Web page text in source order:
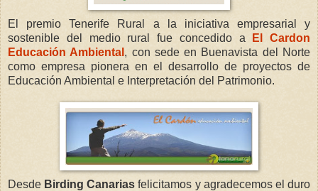
El premio Tenerife Rural a la iniciativa empresarial y
sostenible del medio rural fue concedido a
El Cardon
Educación Ambiental , con sede en Buenavista del Norte
como empresa pionera en el desarrollo de proyectos de
Educación Ambiental e Interpretación del Patrimonio.
Desde Birding Canarias felicitamos y agradecemos el duro